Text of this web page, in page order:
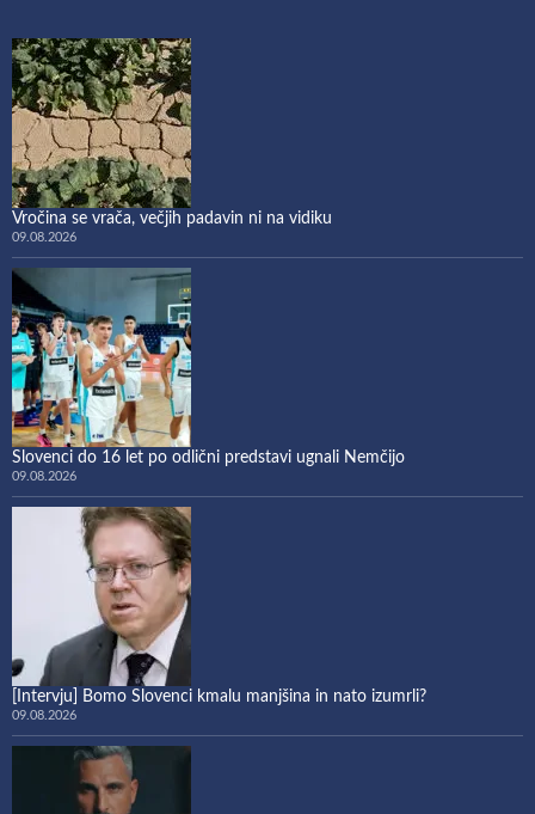
Vročina se vrača, večjih padavin ni na vidiku
09.08.2026
Slovenci do 16 let po odlični predstavi ugnali Nemčijo
09.08.2026
[Intervju] Bomo Slovenci kmalu manjšina in nato izumrli?
09.08.2026